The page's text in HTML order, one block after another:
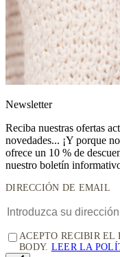
Newsletter
Reciba nuestras ofertas
novedades... ¡Y porque
ofrece un 10 % de
nuestro boletín
DIRECCIÓN DE EMAIL
ACEPTO RECIBIR
BODY. LEER LA